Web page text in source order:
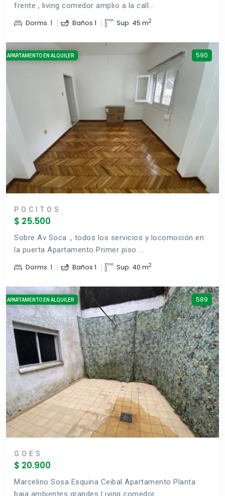
frente , living comedor amplio a la call...
Dorms. 1 Baños 1 Sup. 45 m2
APARTAMENTO EN ALQUILER 590
POCITOS
$ 25.500
Sobre Av Soca ., todos los servicios y locomoción en
la puerta Apartamento Primer piso ...
Dorms. 1 Baños 1 Sup. 40 m2
APARTAMENTO EN ALQUILER 589
GOES
$ 20.900
Marcelino Sosa Esquina Ceibal Apartamento Planta
baja ambientes grandes Living comedor ...